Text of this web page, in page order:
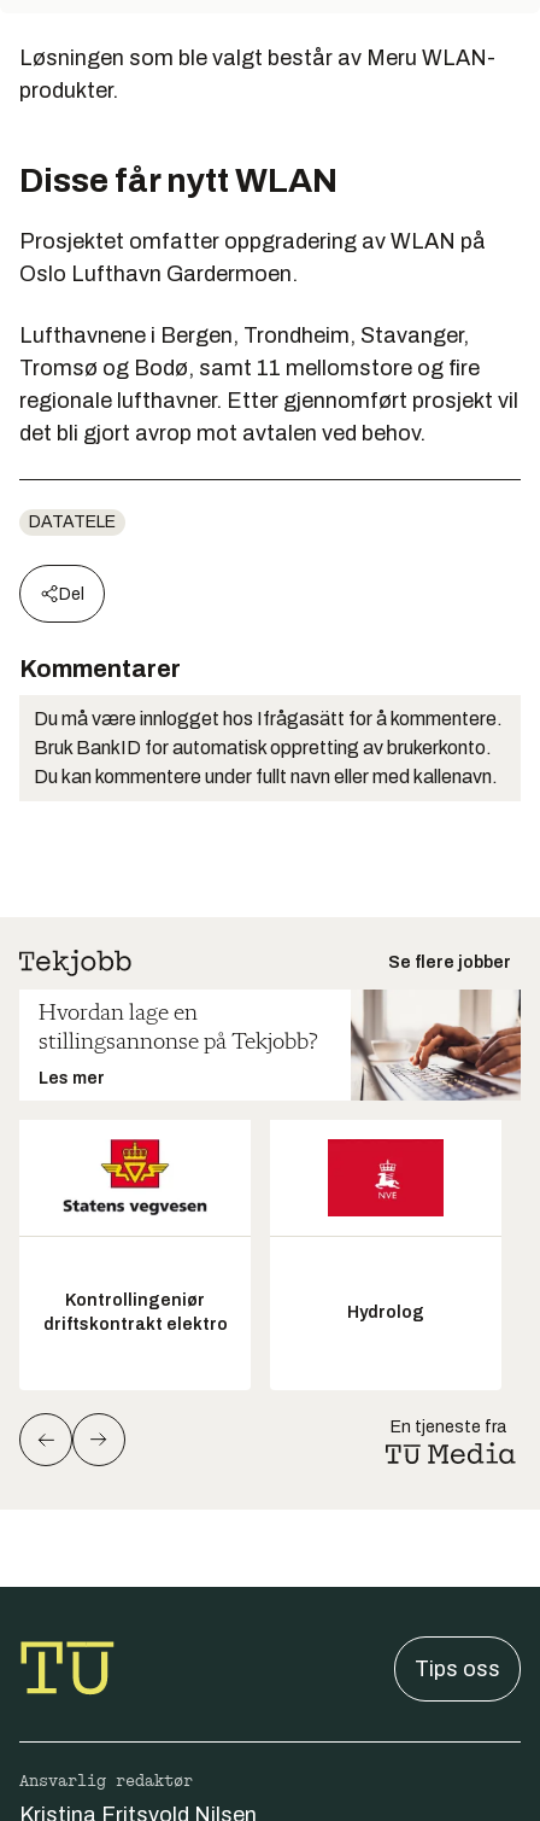
Løsningen som ble valgt består av Meru WLAN-
produkter.
Disse får nytt WLAN
Prosjektet omfatter oppgradering av WLAN på
Oslo Lufthavn Gardermoen.
Lufthavnene i Bergen, Trondheim, Stavanger,
Tromsø og Bodø, samt 11 mellomstore og fire
regionale lufthavner. Etter gjennomført prosjekt vil
det bli gjort avrop mot avtalen ved behov.
DATATELE
Del
Kommentarer
Du må være innlogget hos Ifrågasätt for å kommentere.
Bruk BankID for automatisk oppretting av brukerkonto.
Du kan kommentere under fullt navn eller med kallenavn.
Se flere jobber
Hvordan lage en
stillingsannonse på Tekjobb?
Les mer
Kontrollingeniør
driftskontrakt elektro
Hydrolog
En tjeneste fra
Tips oss
Ansvarlig redaktør
Kristina Fritsvold Nilsen